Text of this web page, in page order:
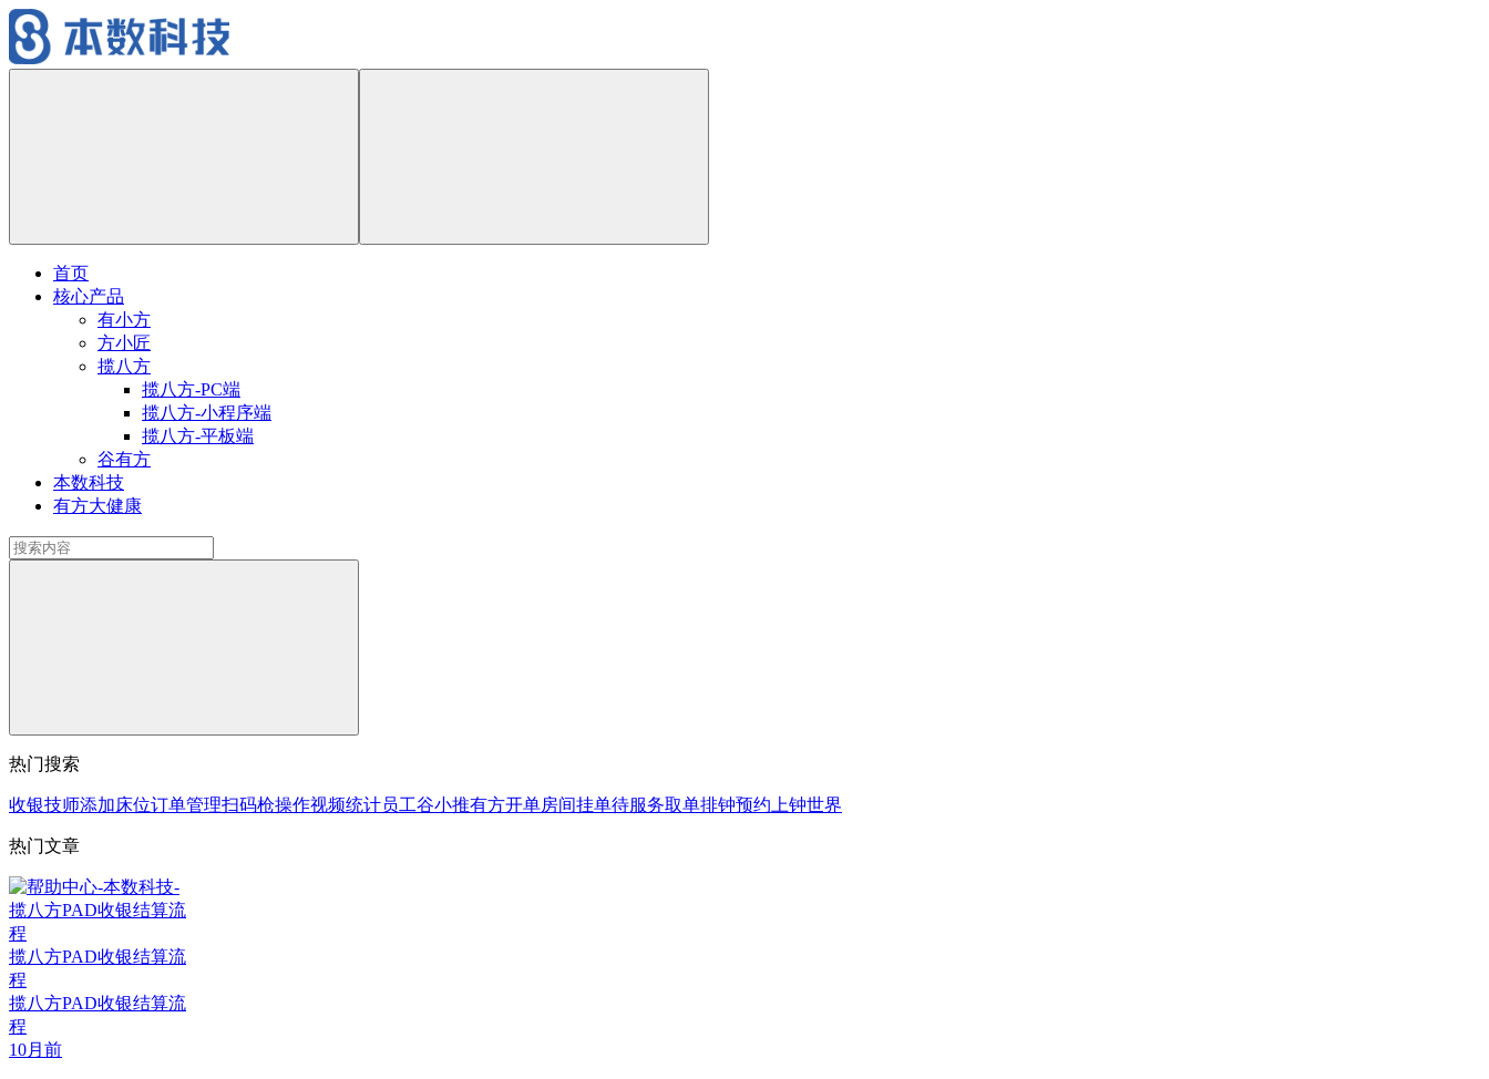
首页
核心产品
有小方
方小匠
揽八方
揽八方-PC端
揽八方-小程序端
揽八方-平板端
谷有方
本数科技
有方大健康
热门搜索
收银技师添加床位订单管理扫码枪操作视频统计员工谷小推有方开单房间挂单待服务取单排钟预约 上钟世界
热门文章
揽八方PAD收银结算流
程
揽八方PAD收银结算流
程
10月前